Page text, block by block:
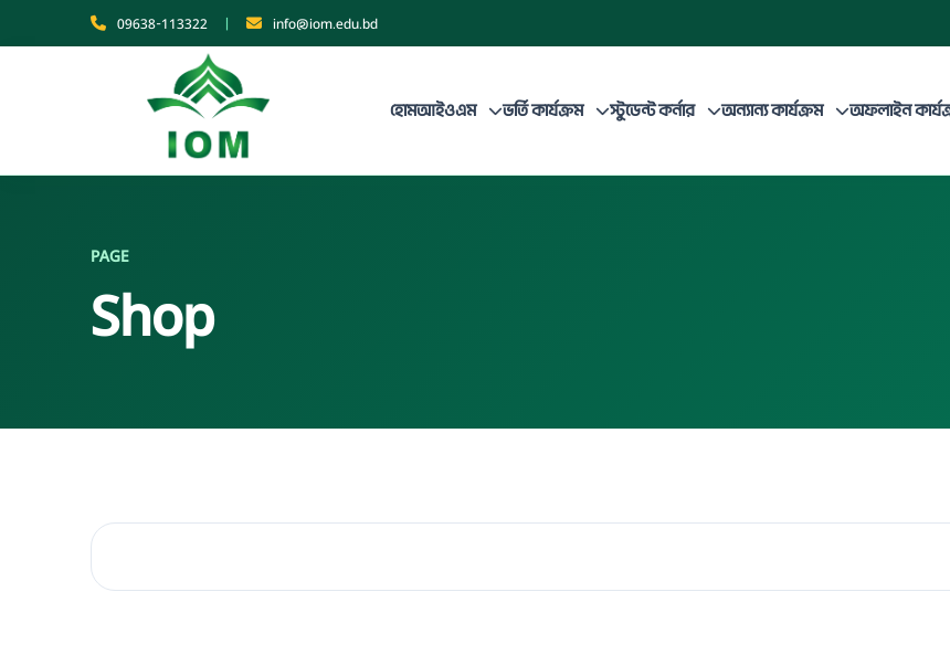
09638-113322 | info@iom.edu.bd
হোমআইওএম ভর্তি কার্যক্রম স্টুডেন্ট কর্নার অন্যান্য কার্যক্রম অফলাইন
PAGE
Shop